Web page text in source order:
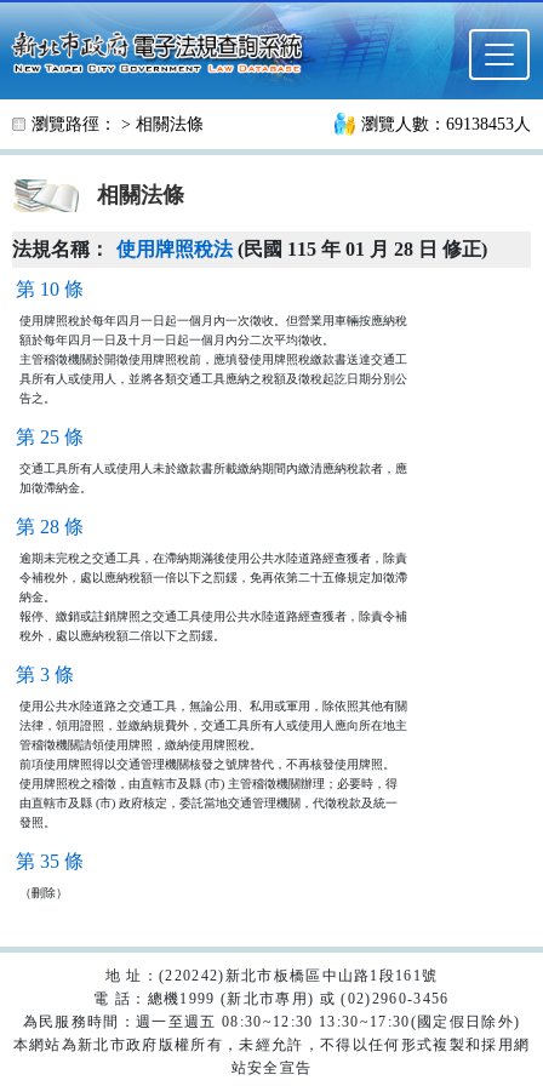
跳至主要內容
瀏覽路徑： > 相關法條 瀏覽人數：69138453人
相關法條
法規名稱： 使用牌照稅法(民國 115 年 01 月 28 日 修正)
第 10 條
使用牌照稅於每年四月一日起一個月內一次徵收。但營業用車輛按應納稅
額於每年四月一日及十月一日起一個月內分二次平均徵收。
主管稽徵機關於開徵使用牌照稅前，應填發使用牌照稅繳款書送達交通工
具所有人或使用人，並將各類交通工具應納之稅額及徵稅起訖日期分別公
告之。
第 25 條
交通工具所有人或使用人未於繳款書所載繳納期間內繳清應納稅款者，應
加徵滯納金。
第 28 條
逾期未完稅之交通工具，在滯納期滿後使用公共水陸道路經查獲者，除責
令補稅外，處以應納稅額一倍以下之罰鍰，免再依第二十五條規定加徵滯
納金。
報停、繳銷或註銷牌照之交通工具使用公共水陸道路經查獲者，除責令補
稅外，處以應納稅額二倍以下之罰鍰。
第 3 條
使用公共水陸道路之交通工具，無論公用、私用或軍用，除依照其他有關
法律，領用證照，並繳納規費外，交通工具所有人或使用人應向所在地主
管稽徵機關請領使用牌照，繳納使用牌照稅。
前項使用牌照得以交通管理機關核發之號牌替代，不再核發使用牌照。
使用牌照稅之稽徵，由直轄市及縣 (市) 主管稽徵機關辦理；必要時，得
由直轄市及縣 (市) 政府核定，委託當地交通管理機關，代徵稅款及統一
發照。
第 35 條
（刪除）
地 址：(220242)新北市板橋區中山路1段161號
電 話：總機1999 (新北市專用) 或 (02)2960-3456
為民服務時間：週一至週五 08:30~12:30 13:30~17:30(國定假日除外)
本網站為新北市政府版權所有，未經允許，不得以任何形式複製和採用網
站安全宣告